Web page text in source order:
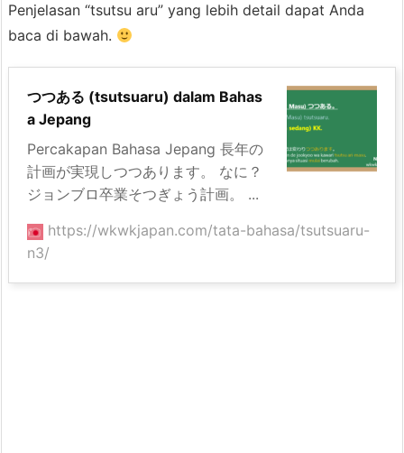
Penjelasan “tsutsu aru” yang lebih detail dapat Anda
baca di bawah.
つつある (tsutsuaru) dalam Bahas
a Jepang
Percakapan Bahasa Jepang 長年の
計画が実現しつつあります。 なに？
ジョンブロ卒業そつぎょう計画。 ...
https://wkwkjapan.com/tata-bahasa/tsutsuaru-
n3/